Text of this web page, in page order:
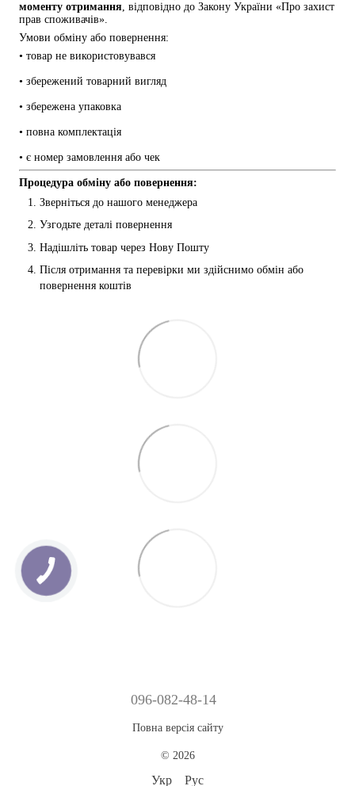
моменту отримання , відповідно до Закону України «Про захист
прав споживачів».
Умови обміну або повернення:
• товар не використовувався
• збережений товарний вигляд
• збережена упаковка
• повна комплектація
• є номер замовлення або чек
Процедура обміну або повернення:
Зверніться до нашого менеджера
Узгодьте деталі повернення
Надішліть товар через Нову Пошту
Після отримання та перевірки ми здійснимо обмін або
повернення коштів
096-082-48-14
Повна версія сайту
© 2026
Укр Рус